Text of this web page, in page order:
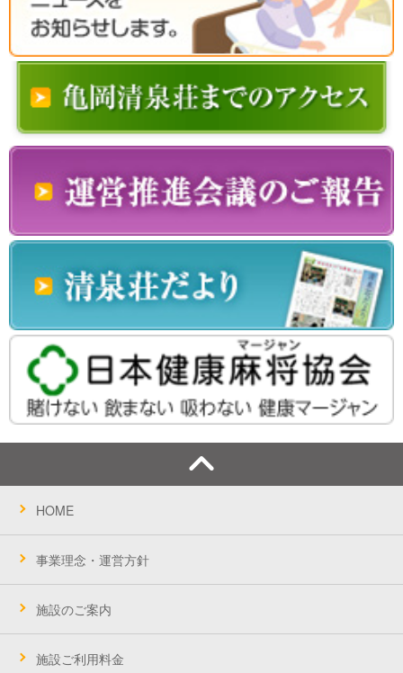
HOME
事業理念・運営方針
施設のご案内
施設ご利用料金